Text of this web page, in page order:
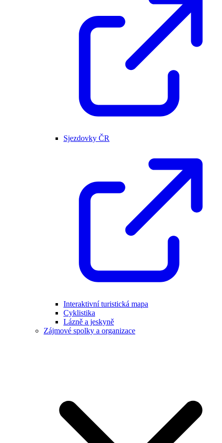
Sjezdovky ČR
Interaktivní turistická mapa
Cyklistika
Lázně a jeskyně
Zájmové spolky a organizace